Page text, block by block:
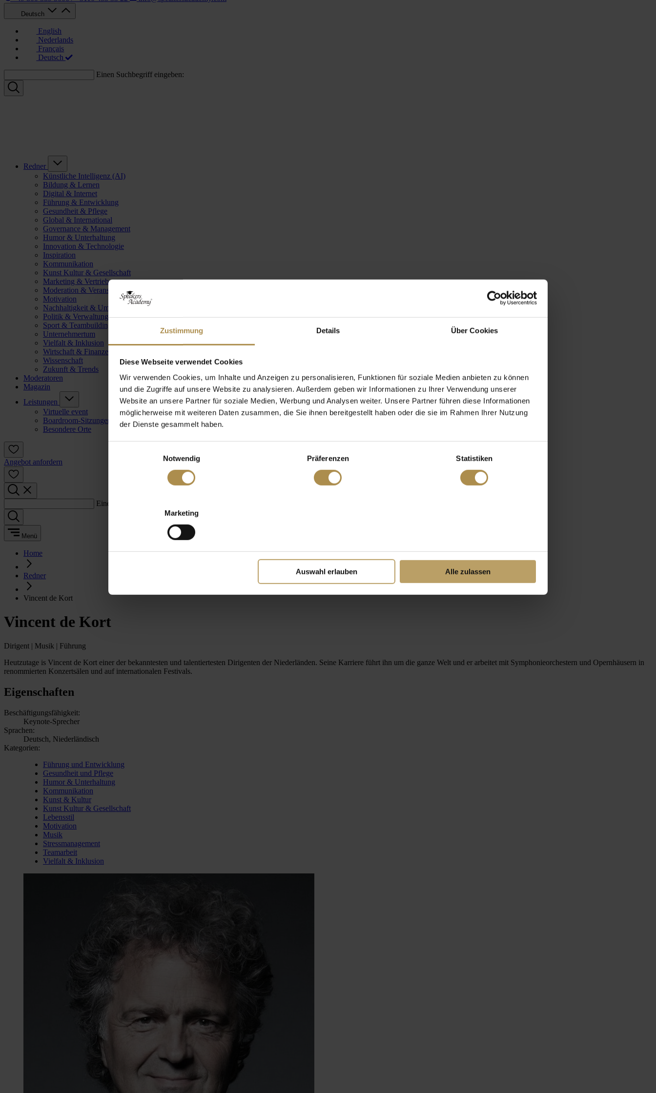
Zustimmung Details Über Cookies
Diese Webseite verwendet Cookies
Wir verwenden Cookies, um Inhalte und Anzeigen zu personalisieren, Funktionen für soziale Medien anbieten zu können
und die Zugriffe auf unsere Website zu analysieren. Außerdem geben wir Informationen zu Ihrer Verwendung unserer
Website an unsere Partner für soziale Medien, Werbung und Analysen weiter. Unsere Partner führen diese Informationen
möglicherweise mit weiteren Daten zusammen, die Sie ihnen bereitgestellt haben oder die sie im Rahmen Ihrer Nutzung
der Dienste gesammelt haben.
Notwendig
Präferenzen Statistiken
Marketing
Auswahl erlauben Alle zulassen
Deutsch
English
Nederlands
Français
Deutsch
Einen Suchbegriff eingeben:
Redner
Künstliche Intelligenz (AI)
Bildung & Lernen
Digital & Internet
Führung & Entwicklung
Gesundheit & Pflege
Global & International
Governance & Management
Humor & Unterhaltung
Innovation & Technologie
Inspiration
Kommunikation
Kunst Kultur & Gesellschaft
Marketing & Vertrieb
Moderation & Veranstaltungsleitung
Motivation
Nachhaltigkeit & Umwelt
Politik & Verwaltung
Sport & Teambuilding
Unternehmertum
Vielfalt & Inklusion
Wirtschaft & Finanzen
Wissenschaft
Zukunft & Trends
Moderatoren
Magazin
Leistungen
Virtuelle event
Boardroom-Sitzungen
Besondere Orte
Angebot anfordern
Einen Suchbegriff eingeben:
Menü
Home
Redner
Vincent de Kort
Vincent de Kort
Dirigent | Musik | Führung
Heutzutage is Vincent de Kort einer der bekanntesten und talentiertesten Dirigenten der Niederländen. Seine Karriere führt ihn um die ganze Welt und er arbeitet mit Symphonieorchestern und Opernhäusern in
renommierten Konzertsälen und auf internationalen Festivals.
Eigenschaften
Beschäftigungsfähigkeit:
Keynote-Sprecher
Sprachen:
Deutsch, Niederländisch
Kategorien:
Führung und Entwicklung
Gesundheit und Pflege
Humor & Unterhaltung
Kommunikation
Kunst & Kultur
Kunst Kultur & Gesellschaft
Lebensstil
Motivation
Musik
Stressmanagement
Teamarbeit
Vielfalt & Inklusion